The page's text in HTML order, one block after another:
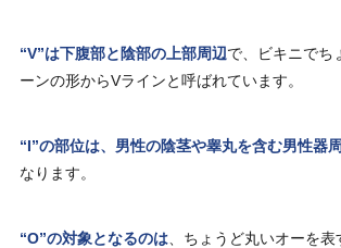
“V”は下腹部と陰部の上部周辺で、ビキニでち
ーンの形からVラインと呼ばれています。
“I”の部位は、男性の陰茎や睾丸を含む男性器
なります。
“O”の対象となるのは、ちょうど丸いオーを表